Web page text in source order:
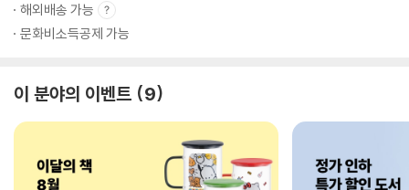
해외배송 가능
문화비소득공제 가능
이 분야의 이벤트 9